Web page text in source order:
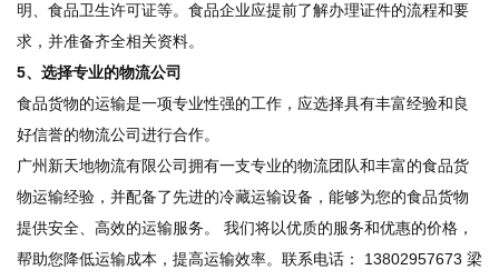
明、食品卫生许可证等。食品企业应提前了解办理证件的流程和要
求，并准备齐全相关资料。
5、选择专业的物流公司
食品货物的运输是一项专业性强的工作，应选择具有丰富经验和良
好信誉的物流公司进行合作。
广州新天地物流有限公司拥有一支专业的物流团队和丰富的食品货
物运输经验，并配备了先进的冷藏运输设备，能够为您的食品货物
提供安全、高效的运输服务。 我们将以优质的服务和优惠的价格，
帮助您降低运输成本，提高运输效率。联系电话： 13802957673 梁